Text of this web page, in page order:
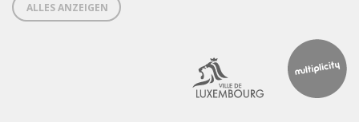
ALLES ANZEIGEN